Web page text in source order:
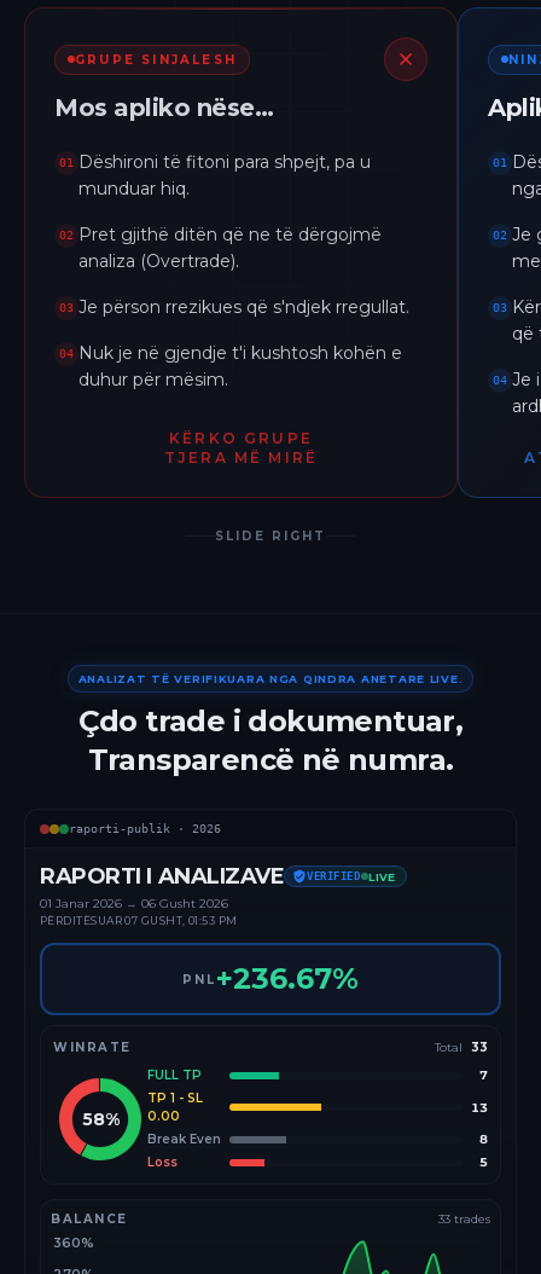
GRUPE SINJALESH
Mos apliko nëse…
01
Dëshironi të fitoni para shpejt, pa u
munduar hiq.
02
Pret gjithë ditën që ne të dërgojmë
analiza (Overtrade).
03 Je përson rrezikues që s'ndjek rregullat.
04 Nuk je në gjendje t'i kushtosh kohën e
duhur për mësim.
KËRKO GRUPE
TJERA MË MIRË
01
02 Je
03
që
04 Je
SLIDE RIGHT
ANALIZAT TË VERIFIKUARA NGA QINDRA ANETARE LIVE.
Çdo trade i dokumentuar,
Transparencë në numra.
raporti-publik · 2026
RAPORTI I ANALIZAVE VERIFIED LIVE
01 Janar 2026 → 06 Gusht 2026
PËRDITËSUAR07 GUSHT, 01:53 PM
PNL +236.67%
WINRATE Total 33
58%
FULL TP
7
TP 1 - SL
0.00
13
Break Even
8
Loss
5
BALANCE 33 trades
360%